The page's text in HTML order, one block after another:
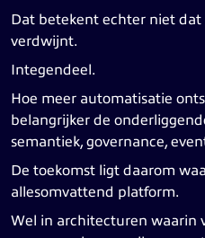
Dat betekent echter niet
verdwijnt.
Integendeel.
Hoe meer automatisatie
belangrijker de
semantiek, governance,
De toekomst ligt daarom
allesomvattend platform.
Wel in architecturen waarin